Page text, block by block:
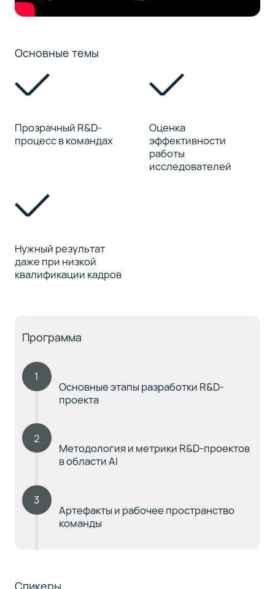
Основные темы
Прозрачный R&D-
процесс в командах
Оценка
эффективности
работы
исследователей
Нужный результат
даже при низкой
квалификации кадров
Программа
1
Основные этапы разработки R&D-
проекта
2
Методология и метрики R&D-проектов
в области AI
3
Артефакты и рабочее пространство
команды
Спикеры